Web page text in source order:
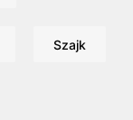
Szajk